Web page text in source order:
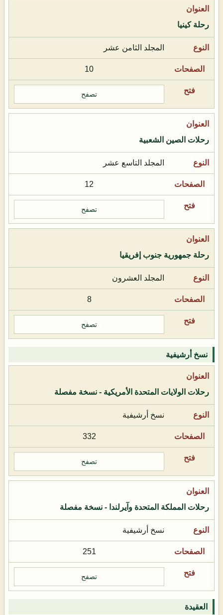
رحلة كينيا
المجلد الثامن عشر
10
تصفح
رحلات الصين الشعبية
المجلد التاسع عشر
12
تصفح
رحلة جمهورية جنوب إفريقيا
المجلد العشرون
8
تصفح
نسخ أرشيفية
رحلات الولايات المتحدة الأمريكية - نسخة مفصلة
نسخ أرشيفية
332
تصفح
رحلات المملكة المتحدة وآيرلندا - نسخة مفصلة
نسخ أرشيفية
251
تصفح
العقيدة